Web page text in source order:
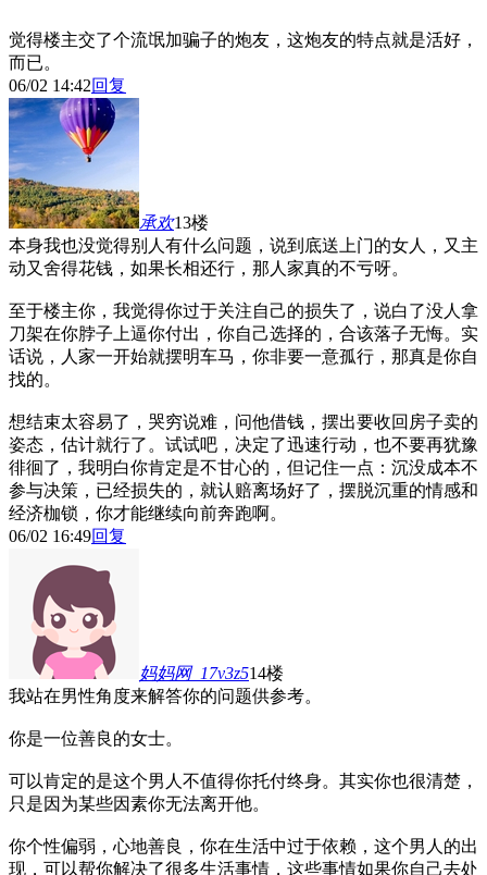
觉得楼主交了个流氓加骗子的炮友，这炮友的特点就是活好，
而已。
06/02 14:42回复
承欢13楼
本身我也没觉得别人有什么问题，说到底送上门的女人，又主
动又舍得花钱，如果长相还行，那人家真的不亏呀。
至于楼主你，我觉得你过于关注自己的损失了，说白了没人拿
刀架在你脖子上逼你付出，你自己选择的，合该落子无悔。实
话说，人家一开始就摆明车马，你非要一意孤行，那真是你自
找的。
想结束太容易了，哭穷说难，问他借钱，摆出要收回房子卖的
姿态，估计就行了。试试吧，决定了迅速行动，也不要再犹豫
徘徊了，我明白你肯定是不甘心的，但记住一点：沉没成本不
参与决策，已经损失的，就认赔离场好了，摆脱沉重的情感和
经济枷锁，你才能继续向前奔跑啊。
06/02 16:49回复
妈妈网_17v3z514楼
我站在男性角度来解答你的问题供参考。
你是一位善良的女士。
可以肯定的是这个男人不值得你托付终身。其实你也很清楚，
只是因为某些因素你无法离开他。
你个性偏弱，心地善良，你在生活中过于依赖，这个男人的出
现，可以帮你解决了很多生活事情，这些事情如果你自己去处